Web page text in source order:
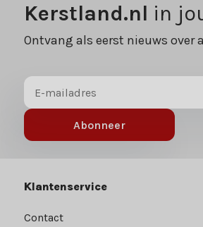
Kerstland.nl in
Ontvang als eerst nieuws over
Abonneer
Klantenservice
Contact